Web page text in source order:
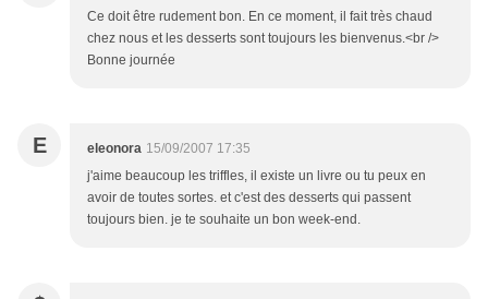
Ce doit être rudement bon. En ce moment, il fait très chaud
chez nous et les desserts sont toujours les bienvenus.<br />
Bonne journée
E eleonora 15/09/2007 17:35
j'aime beaucoup les triffles, il existe un livre ou tu peux en
avoir de toutes sortes. et c'est des desserts qui passent
toujours bien. je te souhaite un bon week-end.